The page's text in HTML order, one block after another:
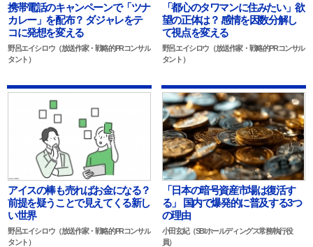
携帯電話のキャンペーンで「ツナ
カレー」を配布？ ダジャレをテ
コに発想を変える
野呂エイシロウ（放送作家・戦略的PRコンサル
タント）
「都心のタワマンに住みたい」欲
望の正体は？ 感情を因数分解し
て視点を変える
野呂エイシロウ（放送作家・戦略的PRコンサル
タント）
アイスの棒も売ればお金になる？
前提を疑うことで見えてくる新し
い世界
野呂エイシロウ（放送作家・戦略的PRコンサル
タント）
「日本の暗号資産市場は復活す
る」 国内で爆発的に普及する3つ
の理由
小田玄紀（SBIホールディングス常務執行役
員）